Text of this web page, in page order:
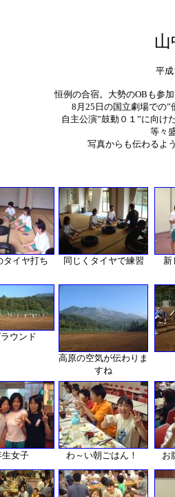
平
恒例の合宿。大勢のOBも参
8月25日の国立劇場での
自主公演”鼓動０１”に向け
等々
写真からも伝わるよ
タイヤ打ち 同じくタイヤで練習 新
ウンド
高原の空気が伝わりま
すね
生女子 わ～い朝ごはん！ お